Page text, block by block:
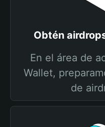
Obtén
En el área de
Wallet,
de